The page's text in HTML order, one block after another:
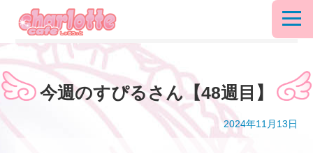
今週のすぴるさん【48週目】
2024年11月13日